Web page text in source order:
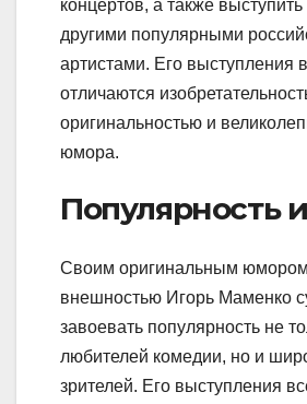
концертов, а также
другими популярными
артистами. Его выступления
отличаются
оригинальностью и
юмора.
Популярность
Своим оригинальным
внешностью Игорь Маменко
завоевать популярность не
любителей комедии, но и
зрителей. Его выступления